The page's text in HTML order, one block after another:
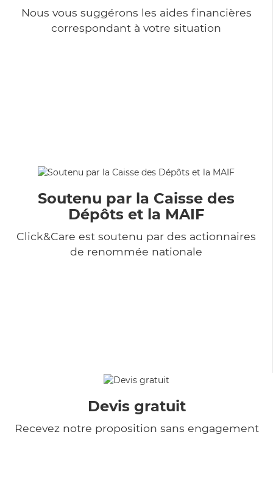
Nous vous suggérons les aides financières
correspondant à votre situation
Soutenu par la Caisse des
Dépôts et la MAIF
Click&Care est soutenu par des actionnaires
de renommée nationale
Devis gratuit
Recevez notre proposition sans engagement